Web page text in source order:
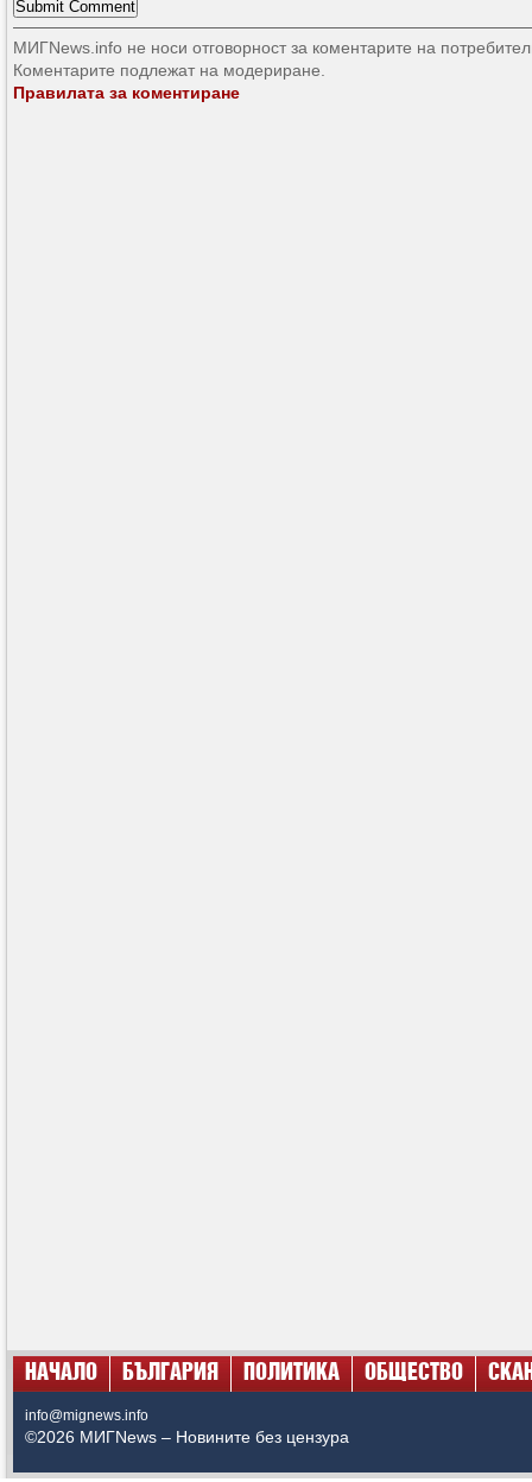
МИГNews.info не носи отговорност за коментарите на
Коментарите подлежат на модериране.
Правилата за коментиране
НАЧАЛО БЪЛГАРИЯ ПОЛИТИКА ОБЩЕСТВО
info@mignews.info
©2026 МИГNews – Новините без цензура